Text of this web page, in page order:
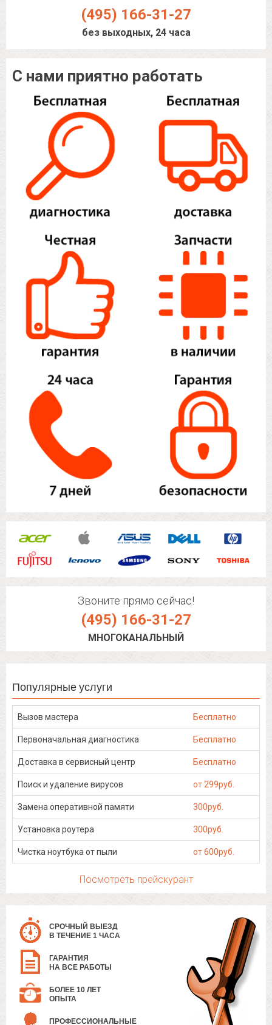
(495) 166-31-27
без выходных, 24 часа
С нами приятно работать
Звоните прямо сейчас!
(495) 166-31-27
МНОГОКАНАЛЬНЫЙ
Популярные услуги
Вызов мастера Бесплатно
Первоначальная диагностика Бесплатно
Доставка в сервисный центр Бесплатно
Поиск и удаление вирусов от 299руб.
Замена оперативной памяти 300руб.
Установка роутера 300руб.
Чистка ноутбука от пыли от 600руб.
Посмотреть прейскурант
СРОЧНЫЙ ВЫЕЗД
В ТЕЧЕНИЕ 1 ЧАСА
ГАРАНТИЯ
НА ВСЕ РАБОТЫ
БОЛЕЕ 10 ЛЕТ
ОПЫТА
ПРОФЕССИОНАЛЬНЫЕ